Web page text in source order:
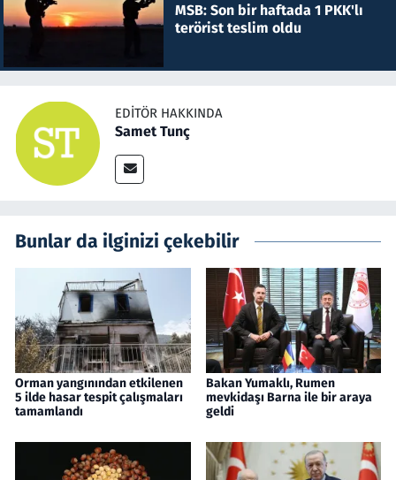
MSB: Son bir haftada 1 PKK'lı
terörist teslim oldu
EDITÖR HAKKINDA
Samet Tunç
Bunlar da ilginizi çekebilir
Orman yangınından etkilenen
5 ilde hasar tespit çalışmaları
tamamlandı
Bakan Yumaklı, Rumen
mevkidaşı Barna ile bir araya
geldi